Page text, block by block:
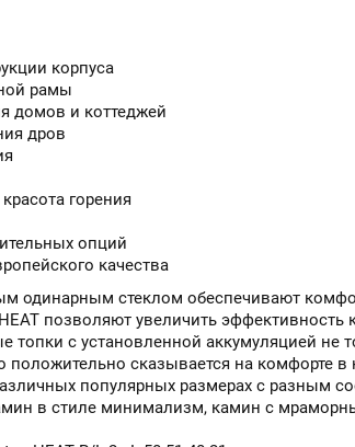
корпуса
рамы
домов и коттеджей
дров
горения
опций
качества
одинарным стеклом обеспечивают
позволяют увеличить
топки с установленной аккумуляцией
положительно сказывается на
популярных размерах с разным
в стиле минимализм, камин с